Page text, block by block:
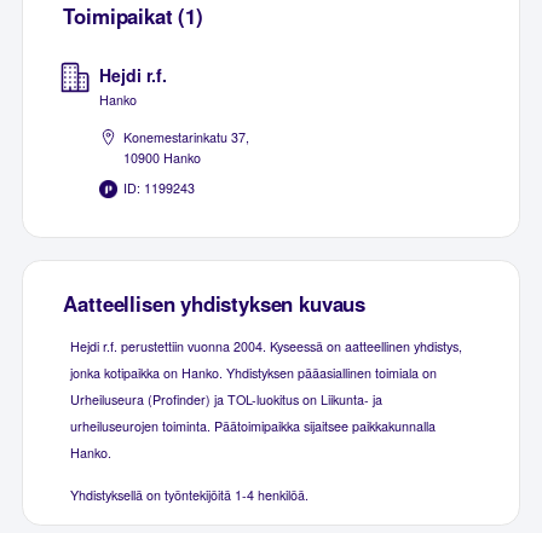
Toimipaikat (1)
Hejdi r.f.
Hanko
Konemestarinkatu 37,
10900 Hanko
ID: 1199243
Aatteellisen yhdistyksen kuvaus
Hejdi r.f. perustettiin vuonna 2004. Kyseessä on aatteellinen yhdistys,
jonka kotipaikka on Hanko. Yhdistyksen pääasiallinen toimiala on
Urheiluseura (Profinder) ja TOL-luokitus on Liikunta- ja
urheiluseurojen toiminta. Päätoimipaikka sijaitsee paikkakunnalla
Hanko.
Yhdistyksellä on työntekijöitä 1-4 henkilöä.